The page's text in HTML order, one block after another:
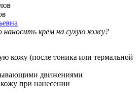
наносить крем на сухую кожу?
кожу (после тоника или термальной
движениями
при нанесении